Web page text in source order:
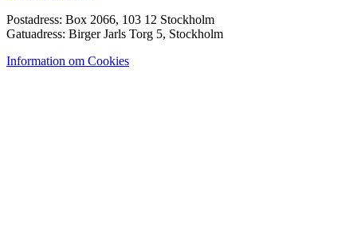
Postadress: Box 2066, 103 12 Stockholm
Gatuadress: Birger Jarls Torg 5, Stockholm
Information om Cookies